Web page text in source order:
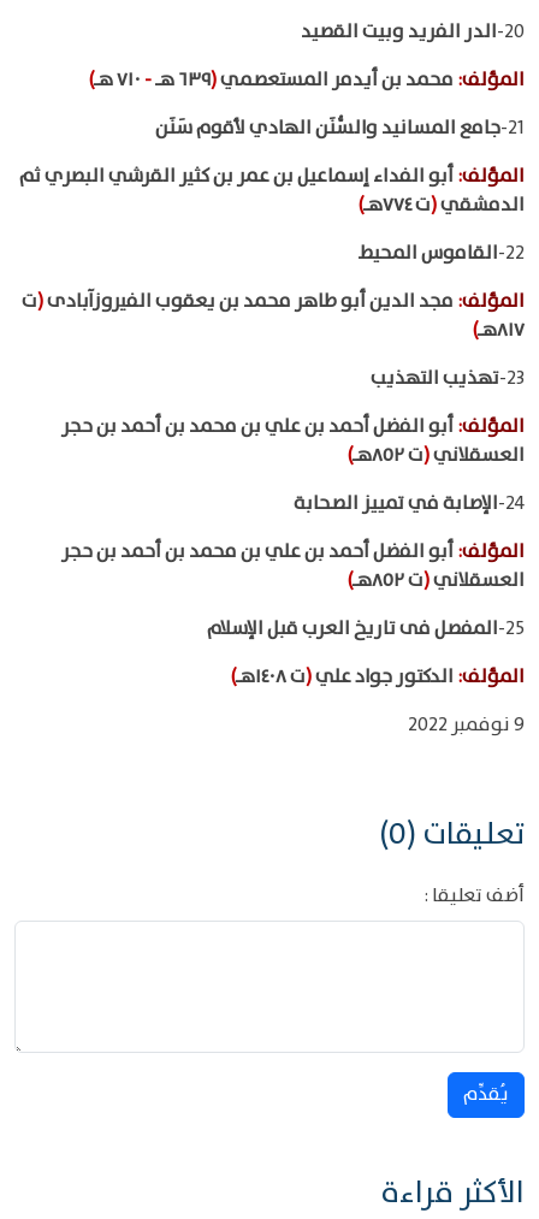
20- الدر الفريد وبيت القصيد
المؤلف: محمد بن أيدمر المستعصمي(٦٣٩ هـ -
)
21- جامع المسانيد والسُّنَن الهادي لأقوم سَنَن
المؤلف:أبو الفداء إسماعيل بن عمر بن كثير القرشي البصري ثم
الدمشقي(ت ٧٧٤هـ
)
22- القاموس المحيط
المؤلف: مجد الدين أبو طاهر محمد بن يعقوب الفيروزآبادى(ت
٨١٧هـ
)
23- تهذيب التهذيب
المؤلف:أبو الفضل أحمد بن علي بن محمد بن أحمد بن حجر
العسقلاني(ت ٨٥٢هـ
)
24- الإصابة في تمييز الصحابة
المؤلف:أبو الفضل أحمد بن علي بن محمد بن أحمد بن حجر
العسقلاني(ت ٨٥٢هـ
)
25- المفصل فى تاريخ العرب قبل الإسلام
المؤلف: الدكتور جواد علي(ت ١٤٠٨هـ
)
9 نوفمبر 2022
تعليقات (0)
أضف تعليقا :
يُقدِّم
الأكثر قراءة